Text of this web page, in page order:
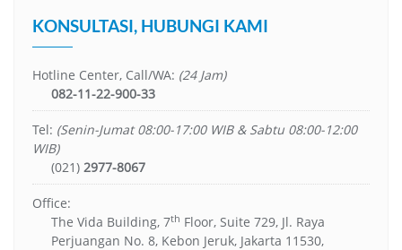
KONSULTASI, HUBUNGI KAMI
Hotline Center, Call/WA: (24 Jam)
082-11-22-900-33
Tel: (Senin-Jumat 08:00-17:00 WIB & Sabtu 08:00-12:00
WIB)
(021) 2977-8067
Office:
The Vida Building, 7th Floor, Suite 729, Jl. Raya
Perjuangan No. 8, Kebon Jeruk, Jakarta 11530,